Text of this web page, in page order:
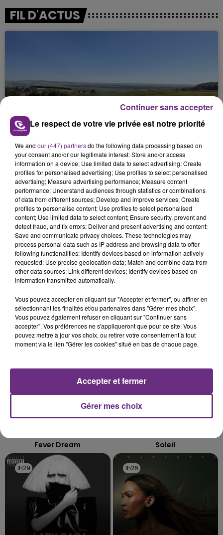
FIL D'ACTUS
SI TOUT LE MONDE FAIT ÇA, MOI L'ANNÉE
PROCHAINE JE VENDANGE EN...
La vendange en Champagne a débuté ce jeudi 6
août dans la commune de Montgueux (Aube). Du
jamais vu !
L'INSPECTION DU TRAVAIL RAPPELLE À
L'ORDRE SUR LES CONDITIONS DE...
Alors que les dates de début des vendange 2026
s'est avéré être plus précoce que prévu,
l'inspection du Travail en profite pour rappeler
les conditions de...
TITRES DIFFUSÉS
1h36
1h36
Fever Dream
1h34
1h34
Soleil
1h29
1h29 1h26
1h26
Le respect de votre vie privée est notre priorité
We and our (447) partnersdo the following data processing based on
your consent and/or our legitimate interest: Store and/or access
information on a device; Use limited data to select advertising; Create
profiles for personalised advertising; Use profiles to select personalised
advertising; Measure advertising performance; Measure content
performance; Understand audiences through statistics or combinations
of data from different sources; Develop and improve services; Create
profiles to personalise content; Use profiles to select personalised
content; Use limited data to select content; Ensure security, prevent and
detect fraud, and fix errors; Deliver and present advertising and content;
Save and communicate privacy choices. These technologies may
process personal data such as IP address and browsing data to offer
following functionalities: Identify devices based on information actively
requested; Use precise geolocation data; Match and combine data from
other data sources; Link different devices; Identify devices based on
information transmitted automatically.
Vous pouvez accepter en cliquant sur "Accepter et fermer", ou affiner en
sélectionnant les finalités et/ou partenaires dans "Gérer mes choix".
Vous pouvez également refuser en cliquant sur "Continuer sans
accepter". Vos préférences ne s'appliqueront que pour ce site. Vous
pouvez mettre à jour vos choix, ou retirer votre consentement à tout
moment via le lien "Gérer les cookies" situé en bas de chaque page.
Gérer mes choix
Accepter et fermer
Continuer sans accepter